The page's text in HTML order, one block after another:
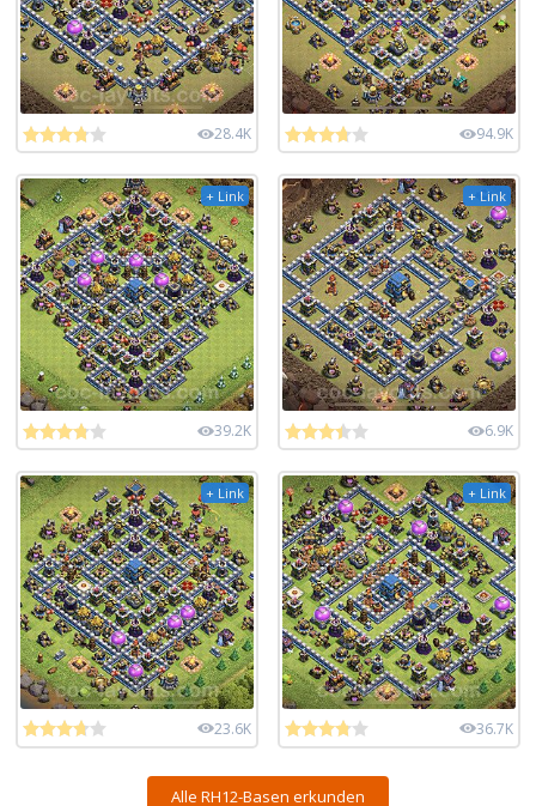
28.4K 94.9K
+ Link
39.2K
+ Link
6.9K
+ Link
23.6K
+ Link
36.7K
Alle RH12-Basen erkunden